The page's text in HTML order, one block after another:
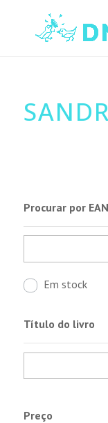
Procurar por EAN
Em stock
Título do livro
Preço